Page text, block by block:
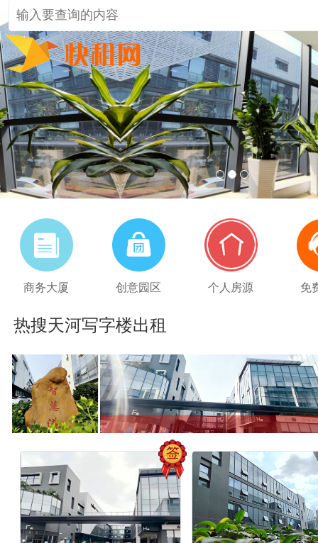
1 2 3
商务大厦 创意园区 个人房源 免
热搜天河写字楼出租